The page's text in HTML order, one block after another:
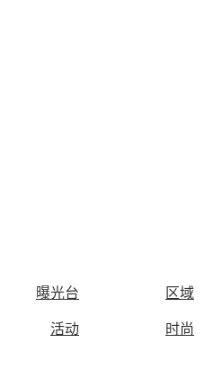
曝光台 区域
活动 时尚